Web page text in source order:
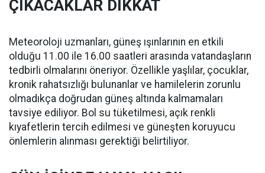
ÇIKACAKLAR DİKKAT
Meteoroloji uzmanları, güneş ışınlarının en etkili
olduğu 11.00 ile 16.00 saatleri arasında vatandaşların
tedbirli olmalarını öneriyor. Özellikle yaşlılar, çocuklar,
kronik rahatsızlığı bulunanlar ve hamilelerin zorunlu
olmadıkça doğrudan güneş altında kalmamaları
tavsiye ediliyor. Bol su tüketilmesi, açık renkli
kıyafetlerin tercih edilmesi ve güneşten koruyucu
önlemlerin alınması gerektiği belirtiliyor.